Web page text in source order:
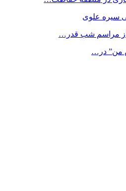
سیره علوی
از مراسم شب قدر…
من” در…